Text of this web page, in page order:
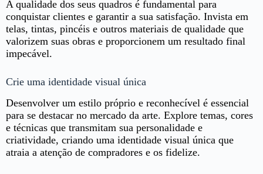
A qualidade dos seus quadros é fundamental para
conquistar clientes e garantir a sua satisfação. Invista em
telas, tintas, pincéis e outros materiais de qualidade que
valorizem suas obras e proporcionem um resultado final
impecável.
Crie uma identidade visual única
Desenvolver um estilo próprio e reconhecível é essencial
para se destacar no mercado da arte. Explore temas, cores
e técnicas que transmitam sua personalidade e
criatividade, criando uma identidade visual única que
atraia a atenção de compradores e os fidelize.